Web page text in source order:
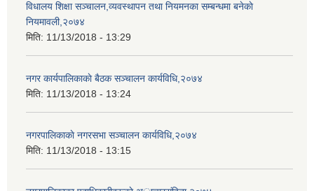
विधालय शिक्षा सञ्चालन,व्यवस्थापन तथा नियमनका सम्बन्धमा बनेकाे
नियमावली,२०७४
मिति: 11/13/2018 - 13:29
नगर कार्यपालिकाकाे बैठक सञ्चालन कार्यविधि,२०७४
मिति: 11/13/2018 - 13:24
नगरपालिकाकाे नगरसभा सञ्चालन कार्यविधि,२०७४
मिति: 11/13/2018 - 13:15